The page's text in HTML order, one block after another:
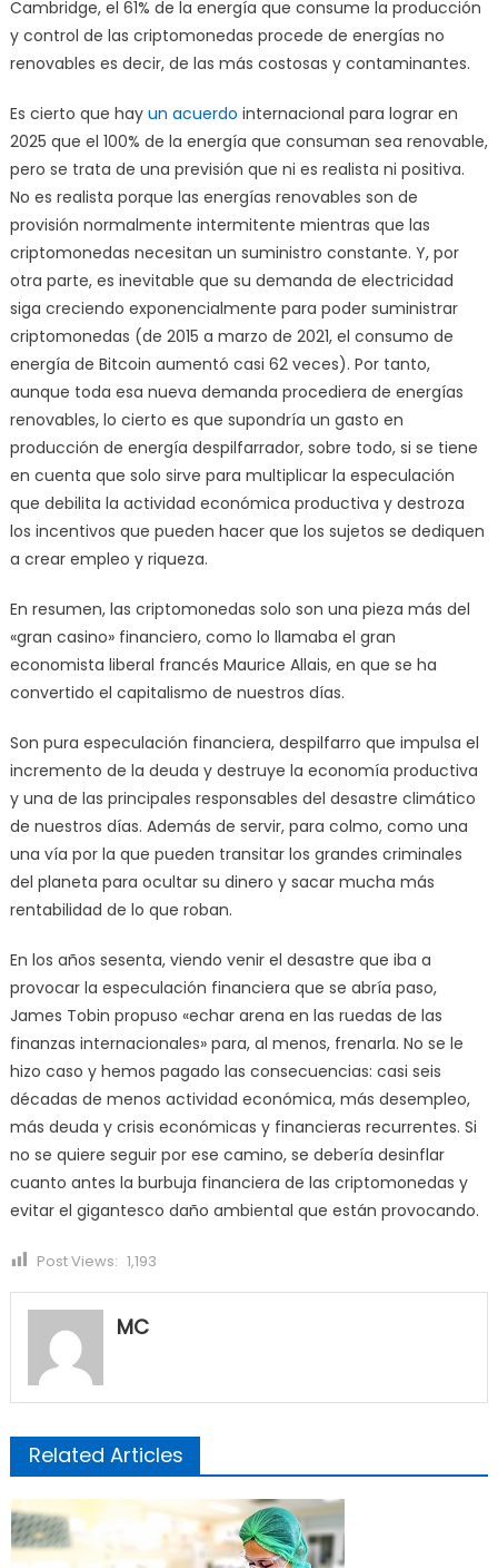
Cambridge, el 61% de la energía que consume la producción
y control de las criptomonedas procede de energías no
renovables es decir, de las más costosas y contaminantes.
Es cierto que hay un acuerdo internacional para lograr en
2025 que el 100% de la energía que consuman sea renovable,
pero se trata de una previsión que ni es realista ni positiva.
No es realista porque las energías renovables son de
provisión normalmente intermitente mientras que las
criptomonedas necesitan un suministro constante. Y, por
otra parte, es inevitable que su demanda de electricidad
siga creciendo exponencialmente para poder suministrar
criptomonedas (de 2015 a marzo de 2021, el consumo de
energía de Bitcoin aumentó casi 62 veces). Por tanto,
aunque toda esa nueva demanda procediera de energías
renovables, lo cierto es que supondría un gasto en
producción de energía despilfarrador, sobre todo, si se tiene
en cuenta que solo sirve para multiplicar la especulación
que debilita la actividad económica productiva y destroza
los incentivos que pueden hacer que los sujetos se dediquen
a crear empleo y riqueza.
En resumen, las criptomonedas solo son una pieza más del
«gran casino» financiero, como lo llamaba el gran
economista liberal francés Maurice Allais, en que se ha
convertido el capitalismo de nuestros días.
Son pura especulación financiera, despilfarro que impulsa el
incremento de la deuda y destruye la economía productiva
y una de las principales responsables del desastre climático
de nuestros días. Además de servir, para colmo, como una
una vía por la que pueden transitar los grandes criminales
del planeta para ocultar su dinero y sacar mucha más
rentabilidad de lo que roban.
En los años sesenta, viendo venir el desastre que iba a
provocar la especulación financiera que se abría paso,
James Tobin propuso «echar arena en las ruedas de las
finanzas internacionales» para, al menos, frenarla. No se le
hizo caso y hemos pagado las consecuencias: casi seis
décadas de menos actividad económica, más desempleo,
más deuda y crisis económicas y financieras recurrentes. Si
no se quiere seguir por ese camino, se debería desinflar
cuanto antes la burbuja financiera de las criptomonedas y
evitar el gigantesco daño ambiental que están provocando.
Post Views: 1,193
MC
Related Articles